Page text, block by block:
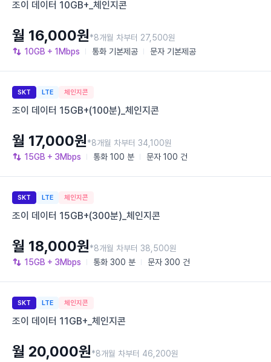
조이 데이터 10GB+_체인지콘
10GB + 1Mbps 통화 기본제공 문자 기본제공
월 16,000원*8개월 차부터 27,500원
SKT LTE 체인지콘
조이 데이터 15GB+(100분)_체인지콘
15GB + 3Mbps 통화 100 분 문자 100 건
월 17,000원*8개월 차부터 34,100원
SKT LTE 체인지콘
조이 데이터 15GB+(300분)_체인지콘
15GB + 3Mbps 통화 300 분 문자 300 건
월 18,000원*8개월 차부터 38,500원
SKT LTE 체인지콘
조이 데이터 11GB+_체인지콘
월 20,000원*8개월 차부터 46,200원